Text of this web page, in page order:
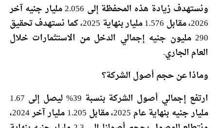
ونستهدف زيادة هذه المحفظة إلى 2.056 مليار جنيه آخر
2026، مقابل 1.576 مليار بنهاية 2025، كما نستهدف تحقيق
290 مليون جنيه إجمالي الدخل من الاستثمارات خلال
العام الجاري.
وماذا عن حجم أصول الشركة؟
ارتفع إجمالي أصول الشركة بنسبة 39% ليصل إلى 1.67
مليار جنيه بنهاية عام 2025، مقابل 1.205 مليار آخر 2024،